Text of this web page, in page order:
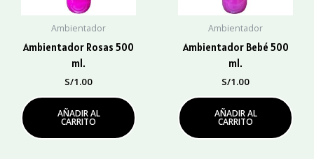
Ambientador
Ambientador Rosas 500
ml.
S/1.00
AÑADIR AL
CARRITO
Ambientador
Ambientador Bebé 500
ml.
S/1.00
AÑADIR AL
CARRITO